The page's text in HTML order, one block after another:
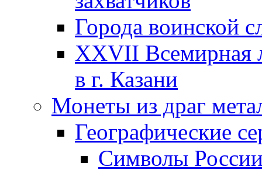
Города воинской
XXVII Всемирная
в г. Казани
Монеты из драг
Географические
Символы